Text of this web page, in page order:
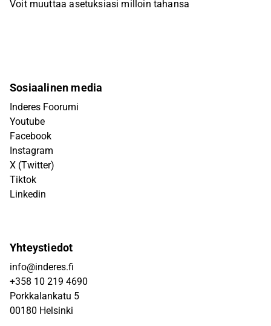
Voit muuttaa asetuksiasi milloin tahansa
Sosiaalinen media
Inderes Foorumi
Youtube
Facebook
Instagram
X (Twitter)
Tiktok
Linkedin
Yhteystiedot
info@inderes.fi
+358 10 219 4690
Porkkalankatu 5
00180 Helsinki